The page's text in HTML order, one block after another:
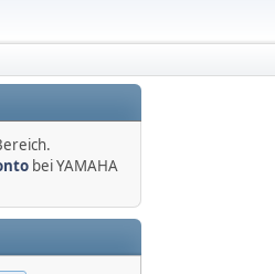
bei YAMAHA